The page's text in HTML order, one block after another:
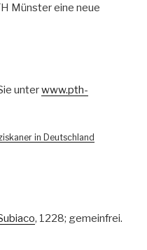
Münster eine neue
unterwww.pth-
in Deutschland
, 1228; gemeinfrei.